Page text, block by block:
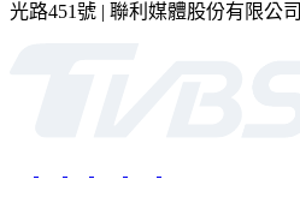
光路451號 | 聯利媒體股份有限公司